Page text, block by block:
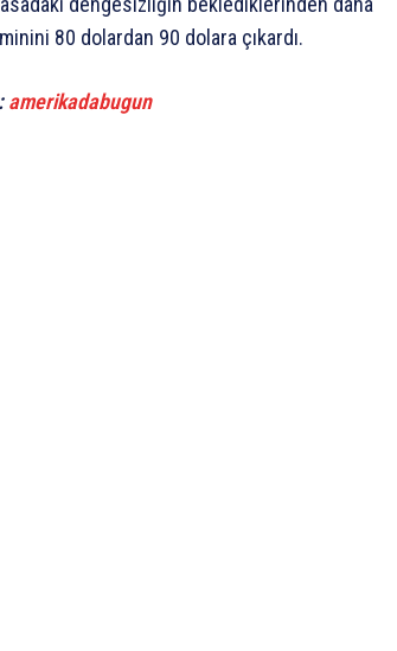
80 dolardan 90 dolara çıkardı.
amerikadabugun